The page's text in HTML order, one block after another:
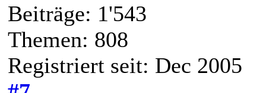
Beiträge: 1'543
Themen: 808
Registriert seit: Dec 2005